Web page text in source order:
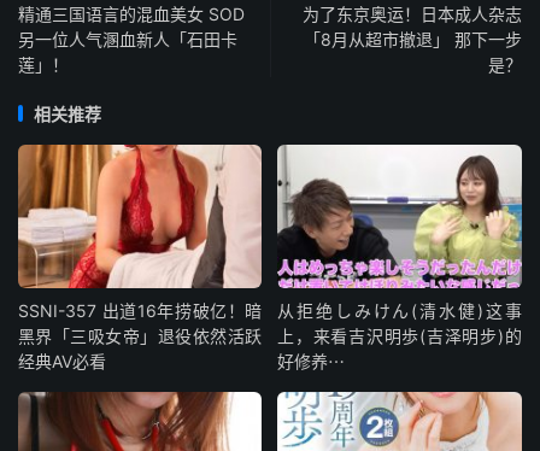
精通三国语言的混血美女 SOD
另一位人气溷血新人「石田卡
莲」！
为了东京奥运！日本成人杂志
「8月从超市撤退」 那下一步
是？
相关推荐
SSNI-357 出道16年捞破亿！暗
黑界「三吸女帝」退役依然活跃
经典AV必看
从拒绝しみけん(清水健)这事
上，来看吉沢明歩(吉泽明步)的
好修养⋯